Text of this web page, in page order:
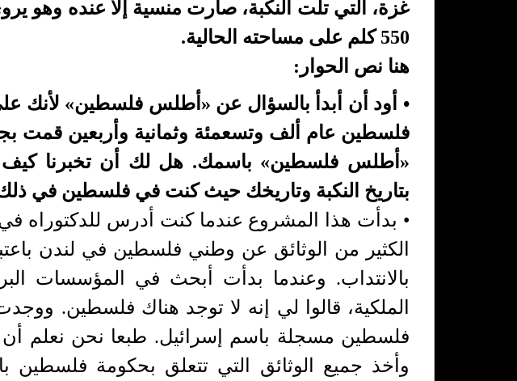
غزة، التي تلت النكبة، صارت منسية إلا عنده وهو
550 كلم على مساحته الحالية.
هنا نص الحوار:
• أود أن أبدأ بالسؤال عن «أطلس فلسطين» لأنك
فلسطين عام ألف وتسعمئة وثمانية وأربعين قمت
«أطلس فلسطين» باسمك. هل لك أن تخبرنا كيف
بتاريخ النكبة وتاريخك حيث كنت في فلسطين في
• بدأت هذا المشروع عندما كنت أدرس للدكتوراه
الكثير من الوثائق عن وطني فلسطين في لندن
بالانتداب. وعندما بدأت أبحث في المؤسسات
الملكية، قالوا لي إنه لا توجد هناك فلسطين.
فلسطين مسجلة باسم إسرائيل. طبعا نحن نعلم أن
وأخذ جميع الوثائق التي تتعلق بحكومة فلسطين